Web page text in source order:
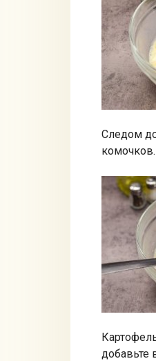
Следом
добавьте